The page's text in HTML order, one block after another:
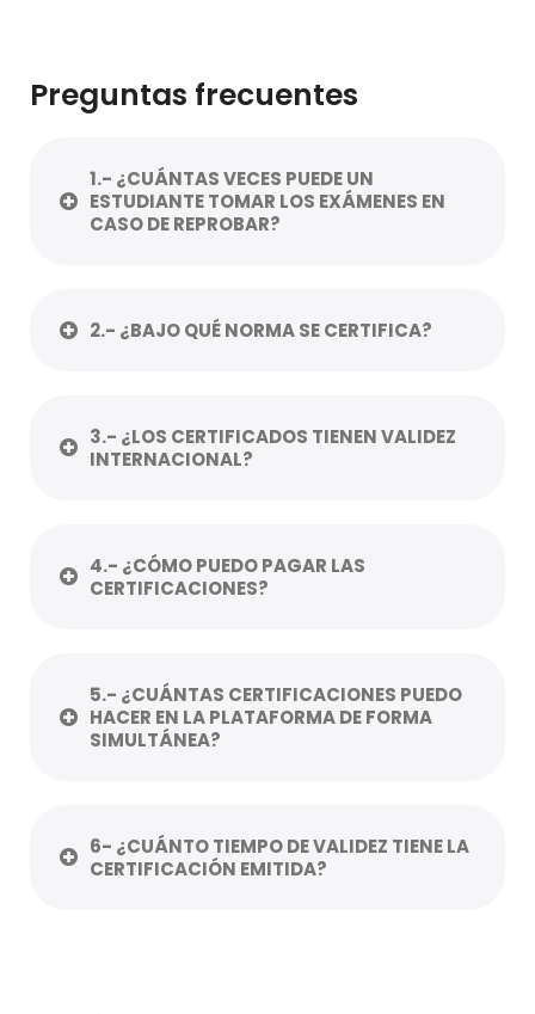
Preguntas frecuentes
1.- ¿CUÁNTAS VECES PUEDE UN
ESTUDIANTE TOMAR LOS EXÁMENES EN
CASO DE REPROBAR?
2.- ¿BAJO QUÉ NORMA SE CERTIFICA?
3.- ¿LOS CERTIFICADOS TIENEN VALIDEZ
INTERNACIONAL?
4.- ¿CÓMO PUEDO PAGAR LAS
CERTIFICACIONES?
5.- ¿CUÁNTAS CERTIFICACIONES PUEDO
HACER EN LA PLATAFORMA DE FORMA
SIMULTÁNEA?
6- ¿CUÁNTO TIEMPO DE VALIDEZ TIENE LA
CERTIFICACIÓN EMITIDA?